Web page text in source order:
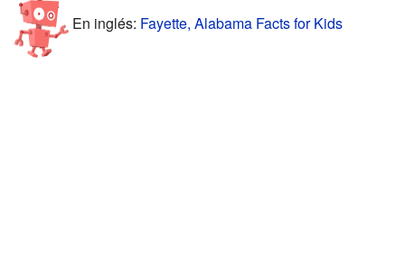
En inglés: Fayette, Alabama Facts for Kids